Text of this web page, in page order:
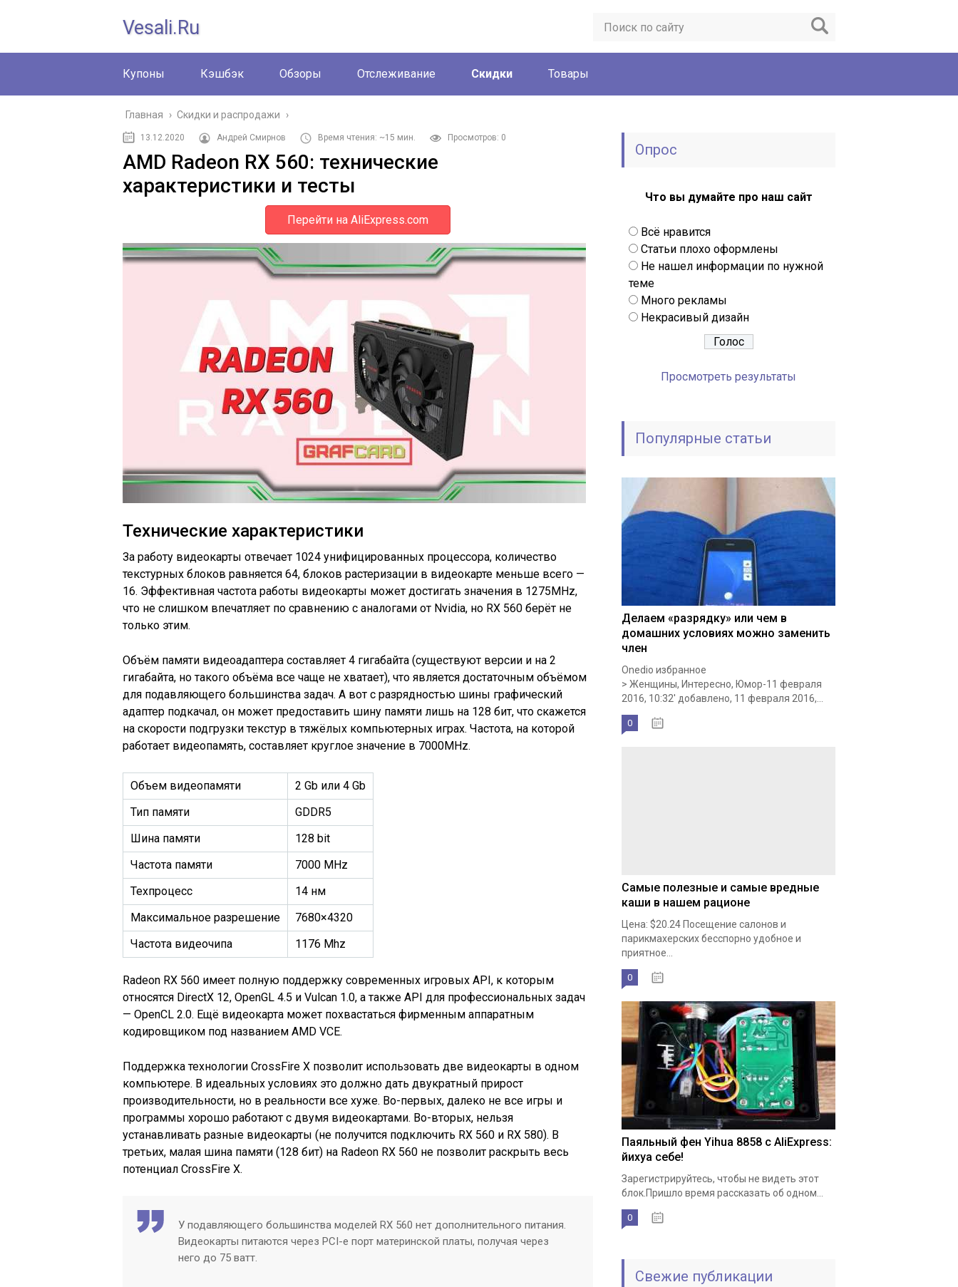
Vesali.ru
Купоны Кэшбэк Обзоры Отслеживание Скидки Товары
Главная › Скидки и распродажи ›
13.12.2020 Андрей Смирнов Время чтения: ~15 мин. Просмотров: 0
AMD Radeon RX 560: технические
характеристики и тесты
Перейти на AliExpress.com
Технические характеристики
За работу видеокарты отвечает 1024 унифицированных процессора, количество
текстурных блоков равняется 64, блоков растеризации в видеокарте меньше всего —
16. Эффективная частота работы видеокарты может достигать значения в 1275MHz,
что не слишком впечатляет по сравнению с аналогами от Nvidia, но RX 560 берёт не
только этим.
Объём памяти видеоадаптера составляет 4 гигабайта (существуют версии и на 2
гигабайта, но такого объёма все чаще не хватает), что является достаточным объёмом
для подавляющего большинства задач. А вот с разрядностью шины графический
адаптер подкачал, он может предоставить шину памяти лишь на 128 бит, что скажется
на скорости подгрузки текстур в тяжёлых компьютерных играх. Частота, на которой
работает видеопамять, составляет круглое значение в 7000MHz.
Объем видеопамяти
2 Gb или 4 Gb
Тип памяти
GDDR5
Шина памяти
128 bit
Частота памяти
7000 MHz
Техпроцесс
14 нм
Максимальное разрешение
7680×4320
Частота видеочипа
1176 Mhz
Radeon RX 560 имеет полную поддержку современных игровых API, к которым
относятся DirectX 12, OpenGL 4.5 и Vulcan 1.0, а также API для профессиональных задач
— OpenCL 2.0. Ещё видеокарта может похвастаться фирменным аппаратным
кодировщиком под названием AMD VCE.
Поддержка технологии CrossFire X позволит использовать две видеокарты в одном
компьютере. В идеальных условиях это должно дать двукратный прирост
производительности, но в реальности все хуже. Во-первых, далеко не все игры и
программы хорошо работают с двумя видеокартами. Во-вторых, нельзя
устанавливать разные видеокарты (не получится подключить RX 560 и RX 580). В
третьих, малая шина памяти (128 бит) на Radeon RX 560 не позволит раскрыть весь
потенциал CrossFire X.
У подавляющего большинства моделей RX 560 нет дополнительного питания.
Видеокарты питаются через PCI-e порт материнской платы, получая через
него до 75 ватт.
Опрос
Что вы думайте про наш сайт
Всё нравится
Статьи плохо оформлены
Не нашел информации по нужной
теме
Много рекламы
Некрасивый дизайн
Просмотреть результаты
Популярные статьи
Делаем «разрядку» или чем в
домашних условиях можно заменить
член
Onedio избранное
> Женщины, Интересно, Юмор-11 февраля
2016, 10:32' добавлено, 11 февраля 2016,...
0
Самые полезные и самые вредные
каши в нашем рационе
Цена: $20.24 Посещение салонов и
парикмахерских бесспорно удобное и
приятное...
0
Паяльный фен Yihua 8858 с AliExpress:
йихуа себе!
Зарегистрируйтесь, чтобы не видеть этот
блок.Пришло время рассказать об одном...
0
Свежие публикации